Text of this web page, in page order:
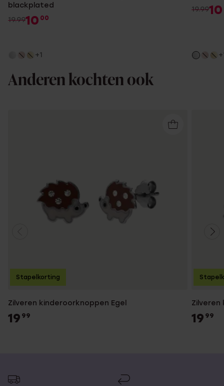
blackplated
19.9910 00
+1
19.9910
Anderen kochten ook
Zilveren kinderoorknoppen Egel
19 99
Stapelkorting
19 99